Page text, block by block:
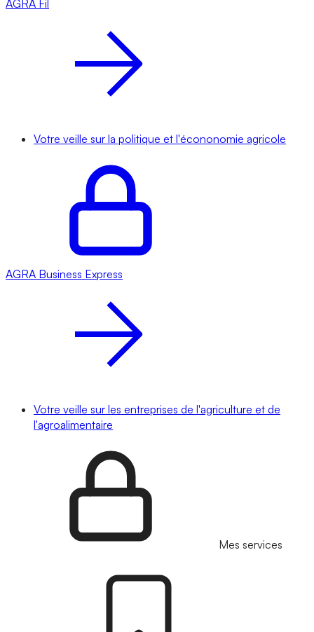
AGRA Fil
Votre veille sur la politique et l'écononomie agricole
AGRA Business Express
Votre veille sur les entreprises de l'agriculture et de
l'agroalimentaire
Mes services